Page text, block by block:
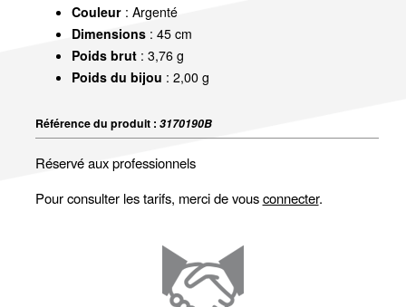
Couleur: Argenté
Dimensions: 45 cm
Poids brut: 3,76 g
Poids du bijou : 2,00 g
Référence du produit : 3170190B
Réservé aux professionnels
Pour consulter les tarifs, merci de vousconnecter.